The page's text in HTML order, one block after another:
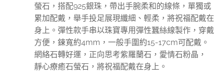
螢石，搭配925銀珠，帶出手腕柔和的線條，單獨或
累加配戴，舉手投足展現纖細、輕柔，將祝福配戴在
身上。彈性款手串以珠寶專用彈性蠶絲線製作，穿戴
方便，鍊寬約4mm，一般手圍約15-17cm可配戴。
網絡石轉好運，正向思考紫羅蘭石，愛情石粉晶，
靜心療癒石螢石，將祝福配戴在身上。